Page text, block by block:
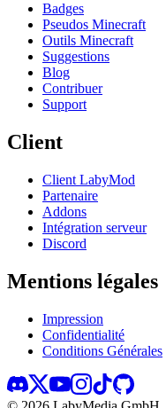
Badges
Pseudos Minecraft
Outils Minecraft
Suggestions
Blog
Contribuer
Support
Client
Client LabyMod
Partenaire
Addons
Intégration serveur
Discord
Mentions légales
Impression
Confidentialité
Conditions Générales